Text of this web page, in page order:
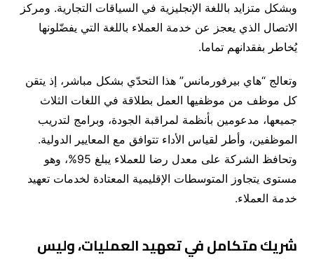
وبشكل متزايد باللغة الإنجليزية في السياقات التجارية. ومركز
الاتصال الذي يعجز عن خدمة العملاء باللغة التي يفضّلونها
يُخاطر بفقدانهم تماما.
وتعالج “هاي بيرفورمانس” هذا التحدّي بشكل مباشر، إذ يتقن
كل موظف من موظفيها العمل بطلاقة في اللغات الثلاث
جميعها، مدعومين بأنظمة لمراقبة الجودة، وبرامج لتدريب
الموظفين، وأطر لقياس الأداء تتوافق مع المعايير الدولية.
وتحافظ الشركة على معدل رضا للعملاء يبلغ 95%، وهو
مستوى يتجاوز المتوسطات الإقليمية المعتادة لخدمات تعهيد
خدمة العملاء.
شريك متكامل في تعهيد العمليات، وليس